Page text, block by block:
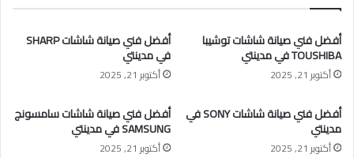
أفضل فني صيانة شاشات توشيبا
TOUSHIBA في مدينتي
أكتوبر 21, 2025
أفضل فني صيانة شاشات SHARP
في مدينتي
أكتوبر 21, 2025
أفضل فني صيانة شاشات SONY في
مدينتي
أكتوبر 21, 2025
أفضل فني صيانة شاشات سامسونج
SAMSUNG في مدينتي
أكتوبر 21, 2025